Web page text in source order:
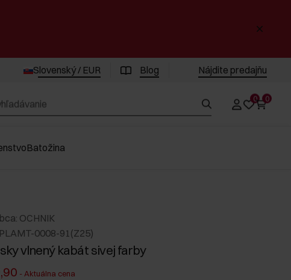
Slovenský / EUR Blog Nájdite predajňu
0 0
Batožina
OCHNIK
0008-91(Z25)
vlnený kabát sivej farby
- Aktuálna cena